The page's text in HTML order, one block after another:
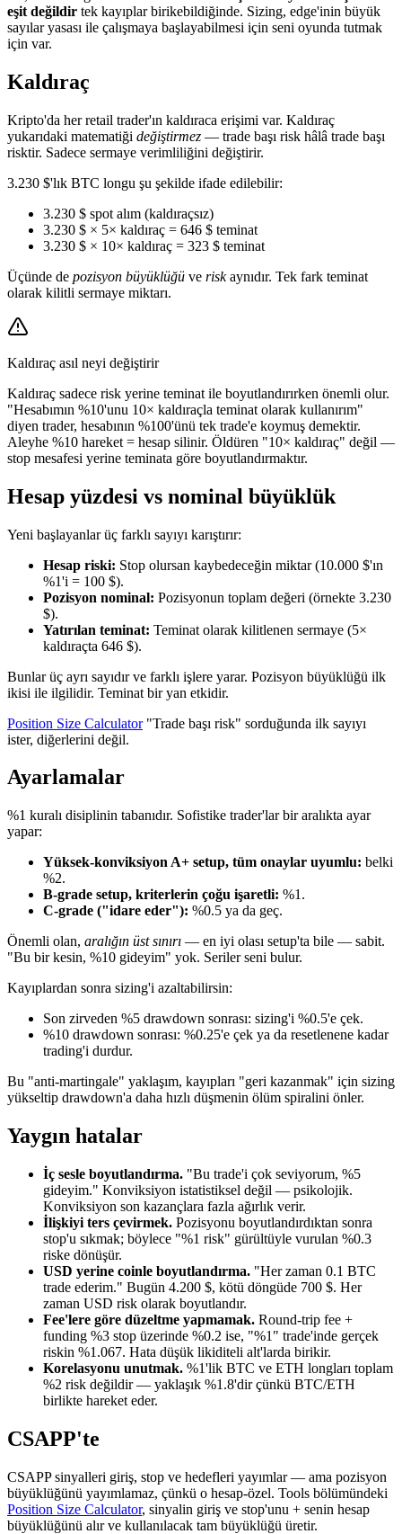
eşit değildir tek kayıplar birikebildiğinde. Sizing, edge'inin büyük
sayılar yasası ile çalışmaya başlayabilmesi için seni oyunda tutmak
için var.
Kaldıraç
Kripto'da her retail trader'ın kaldıraca erişimi var. Kaldıraç
yukarıdaki matematiği değiştirmez — trade başı risk hâlâ trade başı
risktir. Sadece sermaye verimliliğini değiştirir.
3.230 $'lık BTC longu şu şekilde ifade edilebilir:
3.230 $ spot alım (kaldıraçsız)
3.230 $ × 5× kaldıraç = 646 $ teminat
3.230 $ × 10× kaldıraç = 323 $ teminat
Üçünde de pozisyon büyüklüğü ve riskaynıdır. Tek fark teminat
olarak kilitli sermaye miktarı.
Kaldıraç asıl neyi değiştirir
Kaldıraç sadece risk yerine teminat ile boyutlandırırken önemli olur.
"Hesabımın %10'unu 10× kaldıraçla teminat olarak kullanırım"
diyen trader, hesabının %100'ünü tek trade'e koymuş demektir.
Aleyhe %10 hareket = hesap silinir. Öldüren "10× kaldıraç" değil —
stop mesafesi yerine teminata göre boyutlandırmaktır.
Hesap yüzdesi vs nominal büyüklük
Yeni başlayanlar üç farklı sayıyı karıştırır:
Hesap riski: Stop olursan kaybedeceğin miktar (10.000 $'ın
%1'i = 100 $).
Pozisyon nominal: Pozisyonun toplam değeri (örnekte 3.230
$).
Yatırılan teminat: Teminat olarak kilitlenen sermaye (5×
kaldıraçta 646 $).
Bunlar üç ayrı sayıdır ve farklı işlere yarar. Pozisyon büyüklüğü ilk
ikisi ile ilgilidir. Teminat bir yan etkidir.
Position Size Calculator"Trade başı risk" sorduğunda ilk sayıyı
ister, diğerlerini değil.
Ayarlamalar
%1 kuralı disiplinin tabanıdır. Sofistike trader'lar bir aralıkta ayar
yapar:
Yüksek-konviksiyon A+ setup, tüm onaylar uyumlu: belki
%2.
B-grade setup, kriterlerin çoğu işaretli: %1.
C-grade ("idare eder"): %0.5 ya da geç.
Önemli olan, aralığın üst sınırı — en iyi olası setup'ta bile — sabit.
"Bu bir kesin, %10 gideyim" yok. Seriler seni bulur.
Kayıplardan sonra sizing'i azaltabilirsin:
Son zirveden %5 drawdown sonrası: sizing'i %0.5'e çek.
%10 drawdown sonrası: %0.25'e çek ya da resetlenene kadar
trading'i durdur.
Bu "anti-martingale" yaklaşım, kayıpları "geri kazanmak" için sizing
yükseltip drawdown'a daha hızlı düşmenin ölüm spiralini önler.
Yaygın hatalar
İç sesle boyutlandırma. "Bu trade'i çok seviyorum, %5
gideyim." Konviksiyon istatistiksel değil — psikolojik.
Konviksiyon son kazançlara fazla ağırlık verir.
İlişkiyi ters çevirmek. Pozisyonu boyutlandırdıktan sonra
stop'u sıkmak; böylece "%1 risk" gürültüyle vurulan %0.3
riske dönüşür.
USD yerine coinle boyutlandırma. "Her zaman 0.1 BTC
trade ederim." Bugün 4.200 $, kötü döngüde 700 $. Her
zaman USD risk olarak boyutlandır.
Fee'lere göre düzeltme yapmamak. Round-trip fee +
funding %3 stop üzerinde %0.2 ise, "%1" trade'inde gerçek
riskin %1.067. Hata düşük likiditeli alt'larda birikir.
Korelasyonu unutmak. %1'lik BTC ve ETH longları toplam
%2 risk değildir — yaklaşık %1.8'dir çünkü BTC/ETH
birlikte hareket eder.
CSAPP'te
CSAPP sinyalleri giriş, stop ve hedefleri yayımlar — ama pozisyon
büyüklüğünü yayımlamaz, çünkü o hesap-özel. Tools bölümündeki
Position Size Calculator, sinyalin giriş ve stop'unu + senin hesap
büyüklüğünü alır ve kullanılacak tam büyüklüğü üretir.